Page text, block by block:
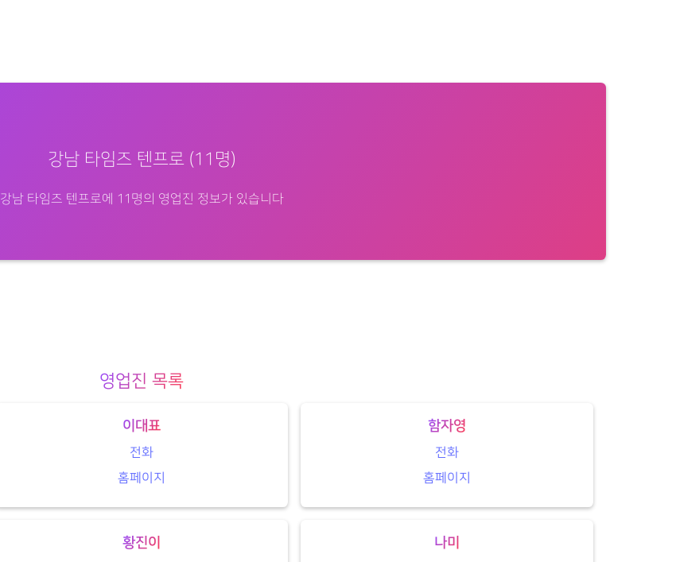
강남 타임즈 텐프로 (11명)
강남 타임즈 텐프로에 11명의 영업진 정보가 있습니다
영업진 목록
이대표
전화
홈페이지
함자영
전화
홈페이지
황진이 나미